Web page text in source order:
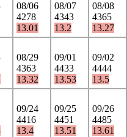
08/06
4278
13.01
08/07
4343
13.2
08/08
4365
13.27
08/29
4363
13.32
09/01
4433
13.53
09/02
4444
13.5
09/24
4416
13.4
09/25
4451
13.51
09/26
4485
13.61